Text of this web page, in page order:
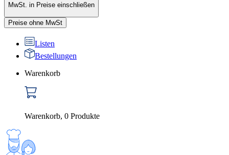
MwSt. in Preise einschließen
Preise ohne MwSt
Listen
Bestellungen
Warenkorb
Warenkorb, 0 Produkte